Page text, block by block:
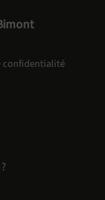
confidentialité